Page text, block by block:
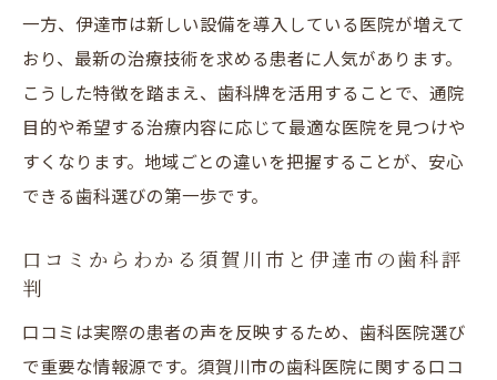
一方、伊達市は新しい設備を導入している医院が増えて
おり、最新の治療技術を求める患者に人気があります。
こうした特徴を踏まえ、歯科牌を活用することで、通院
目的や希望する治療内容に応じて最適な医院を見つけや
すくなります。地域ごとの違いを把握することが、安心
できる歯科選びの第一歩です。
口コミからわかる須賀川市と伊達市の歯科評
判
口コミは実際の患者の声を反映するため、歯科医院選び
で重要な情報源です。須賀川市の歯科医院に関する口コ